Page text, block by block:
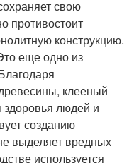
свою
противостоит
конструкцию.
еще одно из
клееный
здоровья людей и
созданию
выделяет вредных
используется